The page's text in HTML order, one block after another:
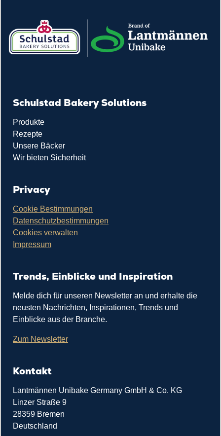
Schulstad Bakery Solutions
Produkte
Rezepte
Unsere Bäcker
Wir bieten Sicherheit
Privacy
Cookie Bestimmungen
Datenschutzbestimmungen
Cookies verwalten
Impressum
Trends, Einblicke und Inspiration
Melde dich für unseren Newsletter an und erhalte die
neusten Nachrichten, Inspirationen, Trends und
Einblicke aus der Branche.
Zum Newsletter
Kontakt
Lantmännen Unibake Germany GmbH & Co. KG
Linzer Straße 9
28359 Bremen
Deutschland